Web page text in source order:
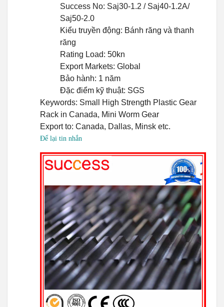
Success No: Saj30-1.2 / Saj40-1.2A/
Saj50-2.0
Kiểu truyền động: Bánh răng và thanh
răng
Rating Load: 50kn
Export Markets: Global
Bảo hành: 1 năm
Đặc điểm kỹ thuật: SGS
Keywords: Small High Strength Plastic Gear
Rack in Canada, Mini Worm Gear
Export to: Canada, Dallas, Minsk etc.
Để lại tin nhắn